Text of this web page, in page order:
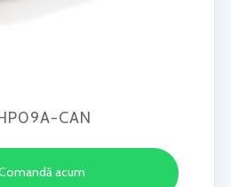
CAN
acum